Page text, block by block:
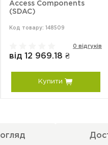
Access Components
(SDAC)
Код товару: 148509
0 відгуків
від 12 969.18 ₴
Купити